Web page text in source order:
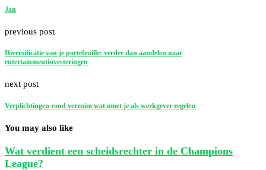
Jan
previous post
Diversificatie van je portefeuille: verder dan aandelen naar
entertainmentinvesteringen
next post
Verplichtingen rond verzuim wat moet je als werkgever regelen
You may also like
Wat verdient een scheidsrechter in de Champions
League?